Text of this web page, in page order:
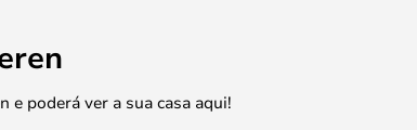
e poderá ver a sua casa aqui!